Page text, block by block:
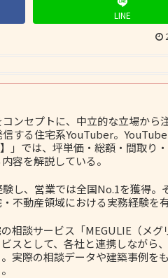
LINE
ンセプトに、中立的な立場から
する住宅系YouTuber。
」では、坪単価・総額・間取り
容を解説している。
し、営業では全国No.1を獲得。
不動産領域における実務経験を有
相談サービス「MEGULIE（メグ
スとして、各社と連携しながら
実際の相談データや建築事例をも